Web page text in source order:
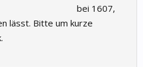
bei 1607,
lässt. Bitte um kurze